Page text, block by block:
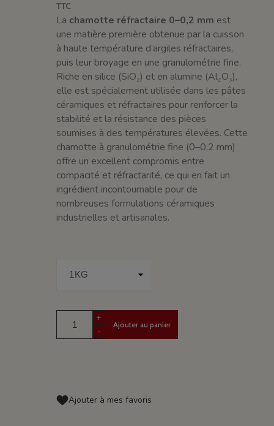
TTC
La chamotte réfractaire 0–0,2 mm est
une matière première obtenue par la cuisson
à haute température d’argiles réfractaires,
puis leur broyage en une granulométrie fine.
Riche en silice (SiO₂) et en alumine (Al₂O₃),
elle est spécialement utilisée dans les pâtes
céramiques et réfractaires pour renforcer la
stabilité et la résistance des pièces
soumises à des températures élevées. Cette
chamotte à granulométrie fine (0–0,2 mm)
offre un excellent compromis entre
compacité et réfractarité, ce qui en fait un
ingrédient incontournable pour de
nombreuses formulations céramiques
industrielles et artisanales.
+
-
Ajouter au panier
Ajouter à mes favoris